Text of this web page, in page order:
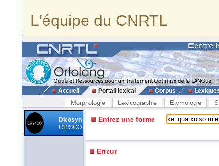
L'équipe du CNRTL
Accueil Portail lexical Corpus
Morphologie Lexicographie Etymologie
Dicosyn
CRISCO
Entrez une forme
Erreur